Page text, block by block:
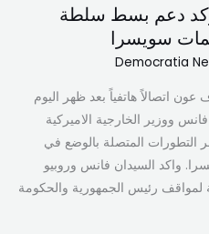
دعم بسط سلطة
سويسرا
Democratia
اتصالاً هاتفياً بعد ظهر اليوم
ووزير الخارجية الاميركية
التطورات المتصلة بالوضع في
واكد السيدان فانس وروبيو
لمواقف رئيس الجمهورية والحكومة